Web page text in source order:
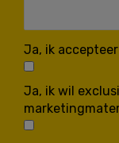
Ja, ik
Ja, ik wil